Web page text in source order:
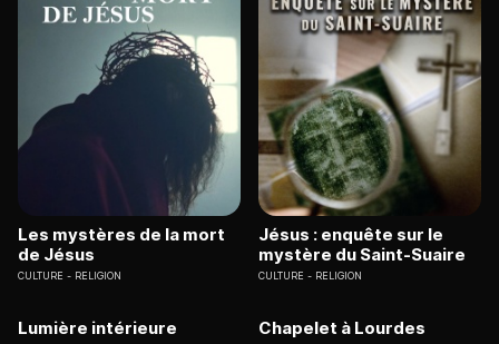
Les mystères de la mort
de Jésus
CULTURE RELIGION
Jésus : enquête sur le
mystère du Saint-Suaire
CULTURE RELIGION
Lumière intérieure Chapelet à Lourdes